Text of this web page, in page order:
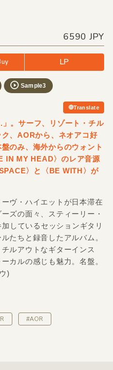
6590 JPY
LP
Sample3
Translate
」。サーフ、リゾート・チル
、AORから、ネオアコ好
のみ、海外からのウォント
IN MY HEAD〉のレア音源
〉と〈BE WITH〉が
ヴ・ハイエットが日本滞在
ズの面々、スティーリー・
しているセッションギタリ
たちと録音したアルバム。
ルアウトなギターインス
カルの感じも魅力。名盤。
)
#AOR